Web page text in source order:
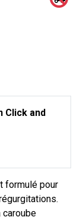
Click and
formulé pour
caroube